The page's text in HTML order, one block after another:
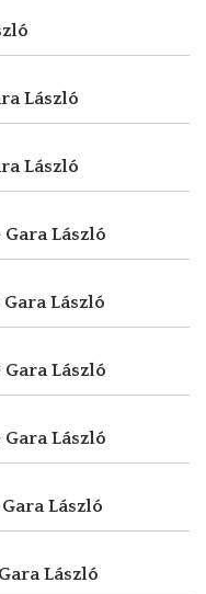
László
László
Gara László
Gara László
Gara László
Gara László
Gara László
Gara László